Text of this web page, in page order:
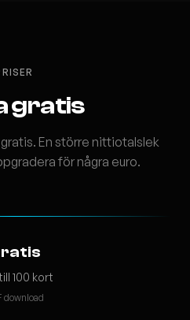
gratis
En större nittiotalslek
för några euro.
100 kort
download